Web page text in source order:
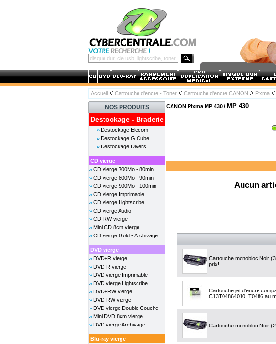
Accueil Cartouche d'encre - Toner Cartouche d'encre CANON Pixma
NOS PRODUITS
Destockage - Braderie
Destockage Elecom
Destockage G Cube
Destockage Divers
CD vierge
CD vierge 700Mo - 80min
CD vierge 800Mo - 90min
CD vierge 900Mo - 100min
CD vierge Imprimable
CD vierge Lightscribe
CD vierge Audio
CD-RW vierge
Mini CD 8cm vierge
CD vierge Gold - Archivage
DVD vierge
DVD+R vierge
DVD-R vierge
DVD vierge Imprimable
DVD vierge Lightscribe
DVD+RW vierge
DVD-RW vierge
DVD vierge Double Couche
Mini DVD 8cm vierge
DVD vierge Archivage
Blu-ray vierge
CANON Pixma MP 430 / MP 430
Aucun
Cartouche monobloc Noir
prix!
Cartouche jet d'encre
C13T04864010, T0486 au
Cartouche monobloc Noir